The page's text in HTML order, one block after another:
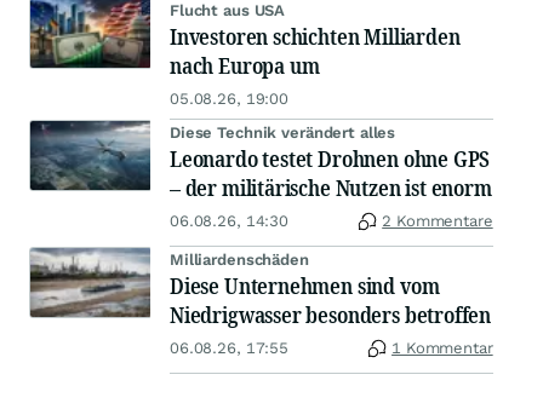
Flucht aus USA
Investoren schichten Milliarden
nach Europa um
05.08.26, 19:00
Diese Technik verändert alles
Leonardo testet Drohnen ohne GPS
– der militärische Nutzen ist enorm
06.08.26, 14:30 2 Kommentare
Milliardenschäden
Diese Unternehmen sind vom
Niedrigwasser besonders betroffen
06.08.26, 17:55 1 Kommentar